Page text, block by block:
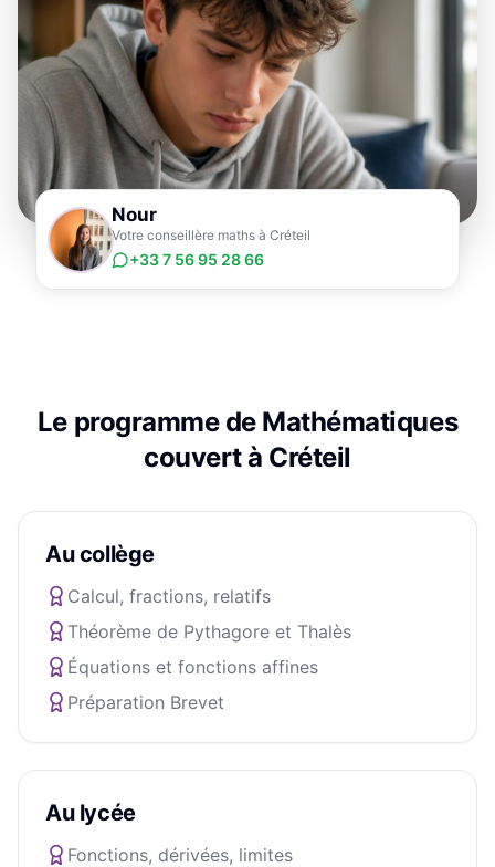
Nour
Votre conseillère maths à Créteil
+33 7 56 95 28 66
Le programme de Mathématiques
couvert à Créteil
Au collège
Calcul, fractions, relatifs
Théorème de Pythagore et Thalès
Équations et fonctions affines
Préparation Brevet
Au lycée
Fonctions, dérivées, limites